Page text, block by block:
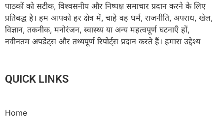
पाठकों को सटीक, विश्वसनीय और निष्पक्ष समाचार प्रदान करने के लिए
प्रतिबद्ध है। हम आपको हर क्षेत्र में, चाहे वह धर्म, राजनीति, अपराध, खेल,
विज्ञान, तकनीक, मनोरंजन, स्वास्थ्य या अन्य महत्वपूर्ण घटनाएँ हों,
नवीनतम अपडेट्स और तथ्यपूर्ण रिपोर्ट्स प्रदान करते हैं। हमारा उद्देश्य
QUICK LINKS
Home